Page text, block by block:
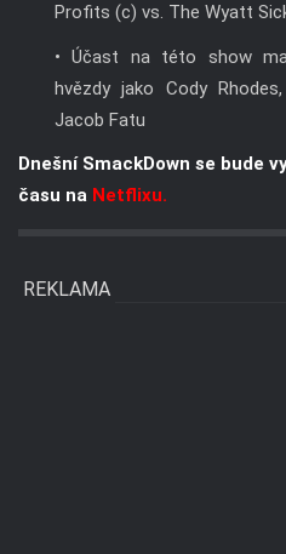
Profits (c) vs. The Wyatt
• Účast na této show
hvězdy jako Cody
Jacob Fatu
Dnešní SmackDown se bude
času na Netflixu.
REKLAMA